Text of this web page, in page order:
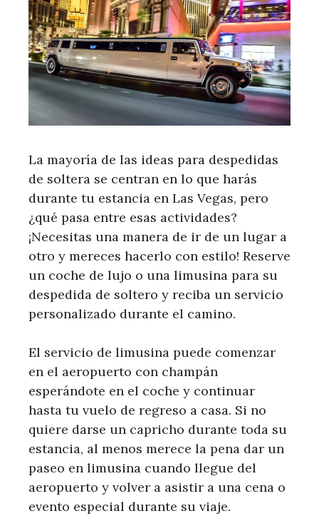
La mayoría de las ideas para despedidas
de soltera se centran en lo que harás
durante tu estancia en Las Vegas, pero
¿qué pasa entre esas actividades?
¡Necesitas una manera de ir de un lugar a
otro y mereces hacerlo con estilo! Reserve
un coche de lujo o una limusina para su
despedida de soltero y reciba un servicio
personalizado durante el camino.
El servicio de limusina puede comenzar
en el aeropuerto con champán
esperándote en el coche y continuar
hasta tu vuelo de regreso a casa. Si no
quiere darse un capricho durante toda su
estancia, al menos merece la pena dar un
paseo en limusina cuando llegue del
aeropuerto y volver a asistir a una cena o
evento especial durante su viaje.